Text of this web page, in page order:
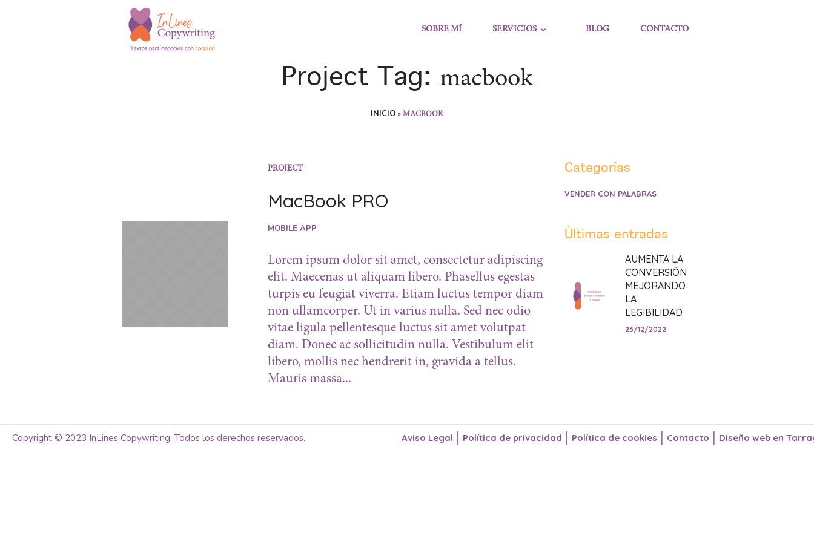
SOBRE MÍ SERVICIOS BLOG CONTACTO
Project Tag: macbook
INICIO » MACBOOK
PROJECT
MacBook PRO
MOBILE APP
Lorem ipsum dolor sit amet, consectetur adipiscing
elit. Maecenas ut aliquam libero. Phasellus egestas
turpis eu feugiat viverra. Etiam luctus tempor diam
non ullamcorper. Ut in varius nulla. Sed nec odio
vitae ligula pellentesque luctus sit amet volutpat
diam. Donec ac sollicitudin nulla. Vestibulum elit
libero, mollis nec hendrerit in, gravida a tellus.
Mauris massa...
Categorías
VENDER CON PALABRAS
Últimas entradas
AUMENTA LA
CONVERSIÓN
MEJORANDO
LA
LEGIBILIDAD
23/12/2022
Aviso Legal Política de privacidad Política de cookies Contacto Diseño web en
Copyright © 2023 InLines Copywriting. Todos los derechos reservados.